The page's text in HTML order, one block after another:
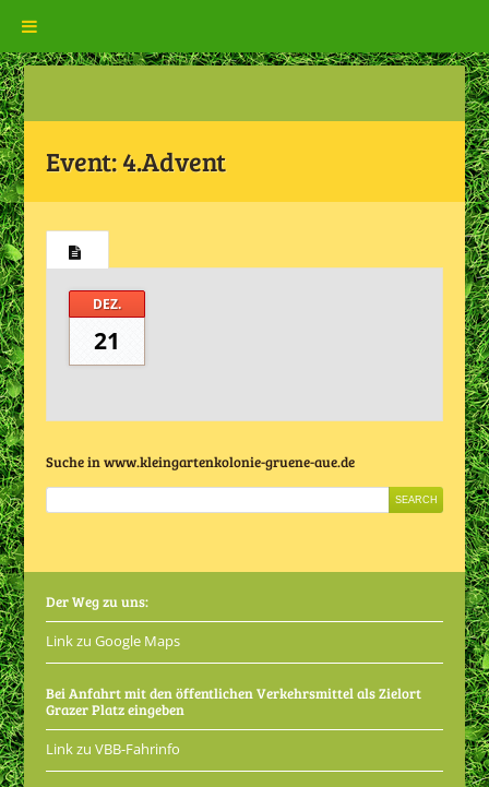
Event:4.Advent
DEZ.
21
Suche in www.kleingartenkolonie-gruene-aue.de
Der Weg zu uns:
Link zu Google Maps
Bei Anfahrt mit den öffentlichen Verkehrsmittel als Zielort
Grazer Platz eingeben
Link zu VBB-Fahrinfo